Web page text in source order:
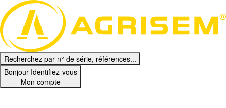
Recherchez par n° de série, références...
Bonjour Identifiez-vous
Mon compte